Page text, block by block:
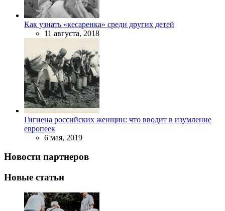
Как узнать «кесаренка» среди других детей
11 августа, 2018
Гигиена российских женщин: что вводит в изумление
европеек
6 мая, 2019
Новости партнеров
Новые статьи